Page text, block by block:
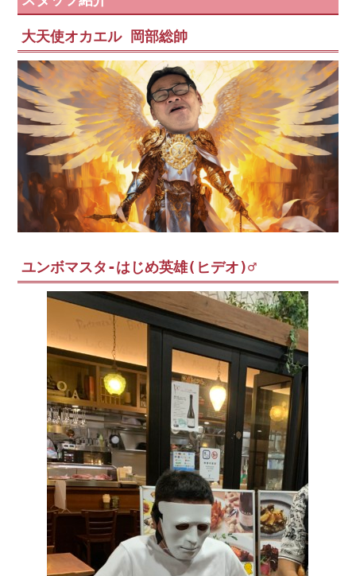
大天使オカエル 岡部総帥
ユンボマスタ-はじめ英雄(ヒデオ)♂